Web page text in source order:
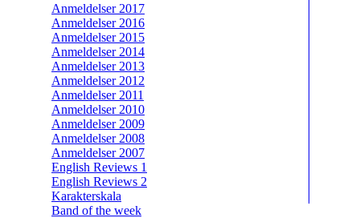
Anmeldelser 2017
Anmeldelser 2016
Anmeldelser 2015
Anmeldelser 2014
Anmeldelser 2013
Anmeldelser 2012
Anmeldelser 2011
Anmeldelser 2010
Anmeldelser 2009
Anmeldelser 2008
Anmeldelser 2007
English Reviews 1
English Reviews 2
Karakterskala
Band of the week